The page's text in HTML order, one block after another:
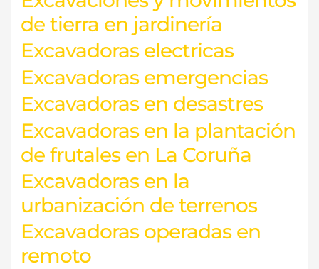
de tierra en jardinería
Excavadoras electricas
Excavadoras emergencias
Excavadoras en desastres
Excavadoras en la plantación
de frutales en La Coruña
Excavadoras en la
urbanización de terrenos
Excavadoras operadas en
remoto